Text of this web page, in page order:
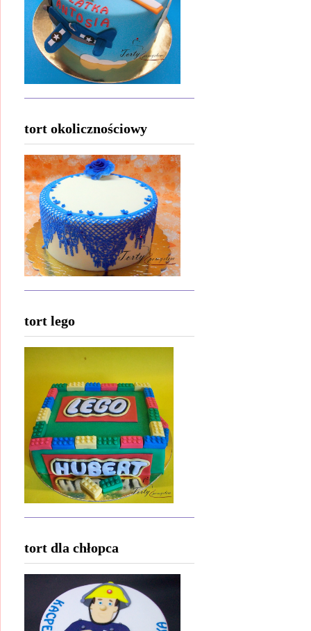
tort okolicznościowy
tort lego
tort dla chłopca